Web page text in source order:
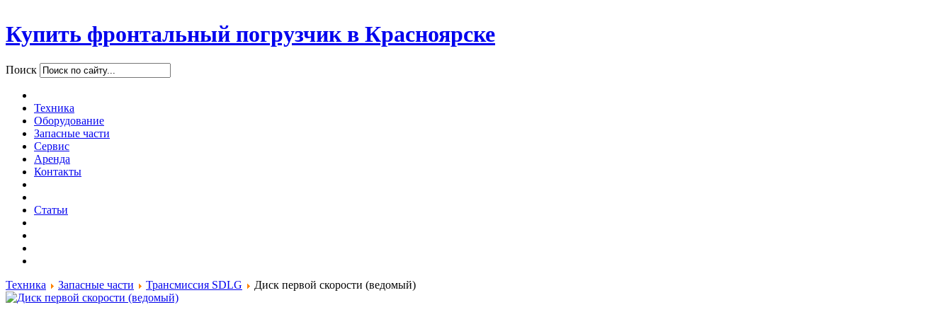
Купить фронтальный погрузчик в Красноярске
Поиск
Техника
Оборудование
Запасные части
Сервис
Аренда
Контакты
Статьи
Техника Запасные части Трансмиссия SDLG Диск первой скорости (ведомый)